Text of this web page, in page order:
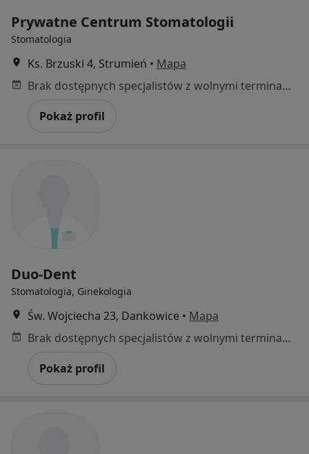
Prywatne Centrum Stomatologii
Stomatologia
Ks. Brzuski 4, Strumień • Mapa
Brak dostępnych specjalistów z wolnymi terminami w tym centrum medycznym.
Pokaż profil
Duo-Dent
Stomatologia, Ginekologia
Św. Wojciecha 23, Dankowice • Mapa
Brak dostępnych specjalistów z wolnymi terminami w tym centrum medycznym.
Pokaż profil